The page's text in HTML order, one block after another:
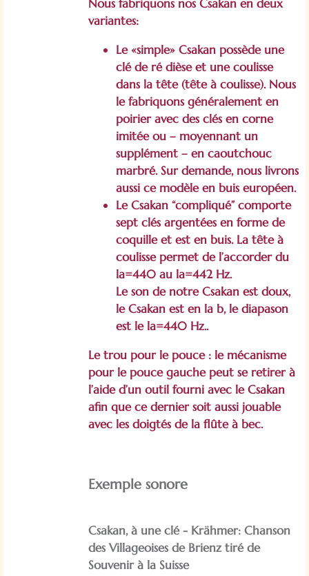
Nous fabriquons nos Csakan en deux
variantes:
Le «simple» Csakan possède une
clé de ré dièse et une coulisse
dans la tête (tête à coulisse). Nous
le fabriquons généralement en
poirier avec des clés en corne
imitée ou – moyennant un
supplément – en caoutchouc
marbré. Sur demande, nous livrons
aussi ce modèle en buis européen.
Le Csakan “compliqué” comporte
sept clés argentées en forme de
coquille et est en buis. La tête à
coulisse permet de l’accorder du
la=440 au la=442 Hz.
Le son de notre Csakan est doux,
le Csakan est en la b, le diapason
est le la=440 Hz..
Le trou pour le pouce : le mécanisme
pour le pouce gauche peut se retirer à
l’aide d’un outil fourni avec le Csakan
afin que ce dernier soit aussi jouable
avec les doigtés de la flûte à bec.
Exemple sonore
Csakan, à une clé - Krähmer: Chanson
des Villageoises de Brienz tiré de
Souvenir à la Suisse